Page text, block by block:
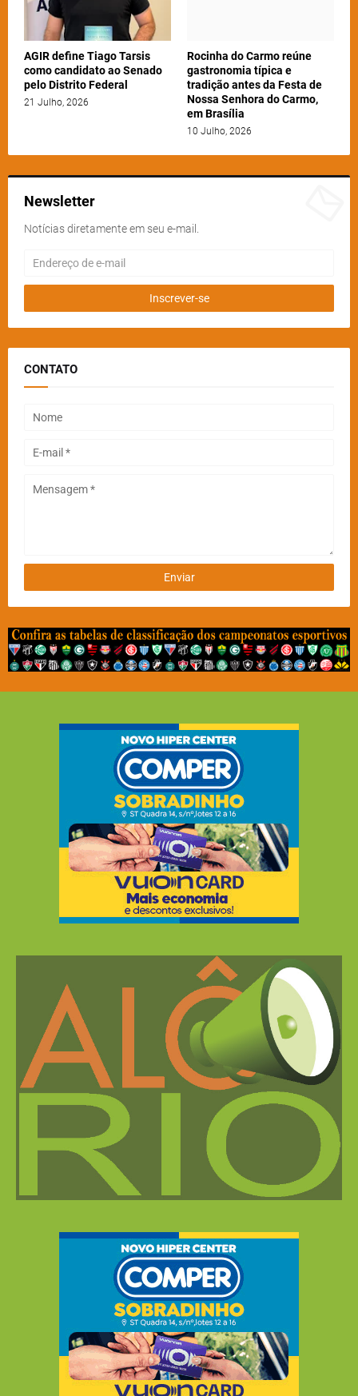
AGIR define Tiago Tarsis
como candidato ao Senado
pelo Distrito Federal
21 Julho, 2026
Rocinha do Carmo reúne
gastronomia típica e
tradição antes da Festa de
Nossa Senhora do Carmo,
em Brasília
10 Julho, 2026
Newsletter
Notícias diretamente em seu e-mail.
CONTATO